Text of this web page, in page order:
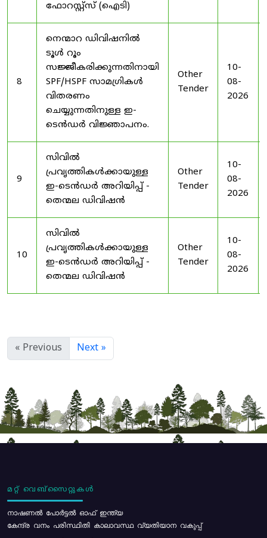
ഫോറസ്റ്റ്സ് (ഐടി)
8
നെന്മാറ ഡിവിഷനിൽ
ടൂൾ റൂം
സജ്ജീകരിക്കുന്നതിനായി
SPF/HSPF സാമഗ്രികൾ
വിതരണം
ചെയ്യുന്നതിനുള്ള ഇ-
ടെൻഡർ വിജ്ഞാപനം.
Other
Tender
10-
08-
2026
9
സിവിൽ
പ്രവൃത്തികൾക്കായുള്ള
ഇ-ടെൻഡർ അറിയിപ്പ് -
തെന്മല ഡിവിഷൻ
Other
Tender
10-
08-
2026
10
സിവിൽ
പ്രവൃത്തികൾക്കായുള്ള
ഇ-ടെൻഡർ അറിയിപ്പ് -
തെന്മല ഡിവിഷൻ
Other
Tender
10-
08-
2026
« Previous Next »
മറ്റ് വെബ്സൈറ്റുകൾ
നാഷണൽ പോർട്ടൽ ഓഫ് ഇന്ത്യ
കേന്ദ്ര വനം പരിസ്ഥിതി കാലാവസ്ഥ വ്യതിയാന വകുപ്പ്